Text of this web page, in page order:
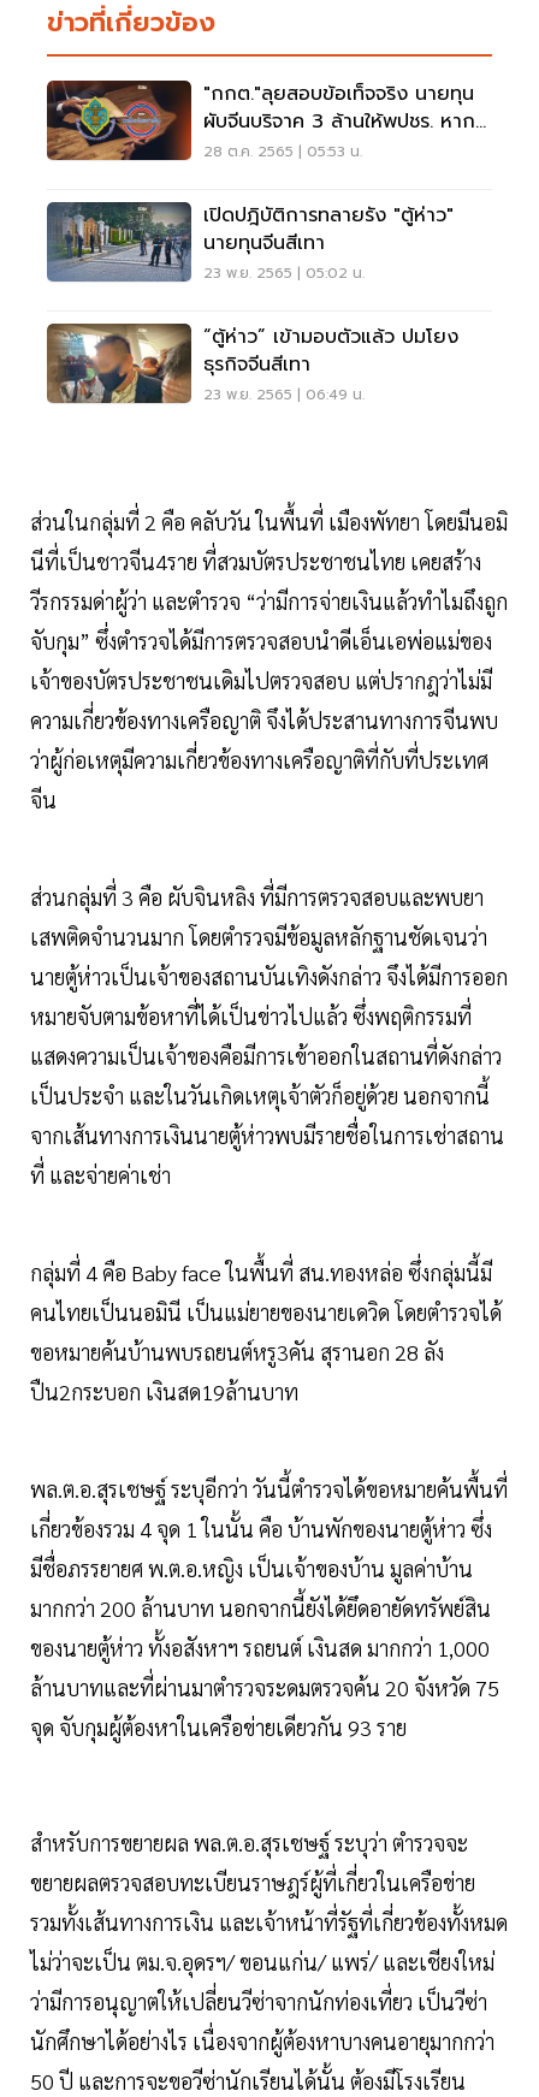
ข่าวที่เกี่ยวข้อง
"กกต."ลุยสอบข้อเท็จจริง นายทุน
ผับจีนบริจาค 3 ล้านให้พปชร. หาก
ผิดโทษยุบพรรค
28 ต.ค. 2565 | 05:53 น.
เปิดปฎิบัติการทลายรัง "ตู้ห่าว"
นายทุนจีนสีเทา
23 พ.ย. 2565 | 05:02 น.
“ตู้ห่าว” เข้ามอบตัวแล้ว ปมโยง
ธุรกิจจีนสีเทา
23 พ.ย. 2565 | 06:49 น.
ส่วนในกลุ่มที่ 2 คือ คลับวัน ในพื้นที่ เมืองพัทยา โดยมีนอมิ
นีที่เป็นชาวจีน4ราย ที่สวมบัตรประชาชนไทย เคยสร้าง
วีรกรรมด่าผู้ว่า และตำรวจ “ว่ามีการจ่ายเงินแล้วทำไมถึงถูก
จับกุม” ซึ่งตำรวจได้มีการตรวจสอบนำดีเอ็นเอพ่อแม่ของ
เจ้าของบัตรประชาชนเดิมไปตรวจสอบ แต่ปรากฎว่าไม่มี
ความเกี่ยวข้องทางเครือญาติ จึงได้ประสานทางการจีนพบ
ว่าผู้ก่อเหตุมีความเกี่ยวข้องทางเครือญาติที่กับที่ประเทศ
จีน
ส่วนกลุ่มที่ 3 คือ ผับจินหลิง ที่มีการตรวจสอบและพบยา
เสพติดจำนวนมาก โดยตำรวจมีข้อมูลหลักฐานชัดเจนว่า
นายตู้ห่าวเป็นเจ้าของสถานบันเทิงดังกล่าว จึงได้มีการออก
หมายจับตามข้อหาที่ได้เป็นข่าวไปแล้ว ซึ่งพฤติกรรมที่
แสดงความเป็นเจ้าของคือมีการเข้าออกในสถานที่ดังกล่าว
เป็นประจำ และในวันเกิดเหตุเจ้าตัวก็อยู่ด้วย นอกจากนี้
จากเส้นทางการเงินนายตู้ห่าวพบมีรายชื่อในการเช่าสถาน
ที่ และจ่ายค่าเช่า
กลุ่มที่ 4 คือ Baby face ในพื้นที่ สน.ทองหล่อ ซึ่งกลุ่มนี้มี
คนไทยเป็นนอมินี เป็นแม่ยายของนายเดวิด โดยตำรวจได้
ขอหมายค้นบ้านพบรถยนต์หรู3คัน สุรานอก 28 ลัง
ปืน2กระบอก เงินสด19ล้านบาท
พล.ต.อ.สุรเชษฐ์ ระบุอีกว่า วันนี้ตำรวจได้ขอหมายค้นพื้นที่
เกี่ยวข้องรวม 4 จุด 1 ในนั้น คือ บ้านพักของนายตู้ห่าว ซึ่ง
มีชื่อภรรยายศ พ.ต.อ.หญิง เป็นเจ้าของบ้าน มูลค่าบ้าน
มากกว่า 200 ล้านบาท นอกจากนี้ยังได้ยึดอายัดทรัพย์สิน
ของนายตู้ห่าว ทั้งอสังหาฯ รถยนต์ เงินสด มากกว่า 1,000
ล้านบาทและที่ผ่านมาตำรวจระดมตรวจค้น 20 จังหวัด 75
จุด จับกุมผู้ต้องหาในเครือข่ายเดียวกัน 93 ราย
สำหรับการขยายผล พล.ต.อ.สุรเชษฐ์ ระบุว่า ตำรวจจะ
ขยายผลตรวจสอบทะเบียนราษฎร์ผู้ที่เกี่ยวในเครือข่าย
รวมทั้งเส้นทางการเงิน และเจ้าหน้าที่รัฐที่เกี่ยวข้องทั้งหมด
ไม่ว่าจะเป็น ตม.จ.อุดรฯ/ ขอนแก่น/ แพร่/ และเชียงใหม่
ว่ามีการอนุญาตให้เปลี่ยนวีซ่าจากนักท่องเที่ยว เป็นวีซ่า
นักศึกษาได้อย่างไร เนื่องจากผู้ต้องหาบางคนอายุมากกว่า
50 ปี และการจะขอวีซ่านักเรียนได้นั้น ต้องมีโรงเรียน